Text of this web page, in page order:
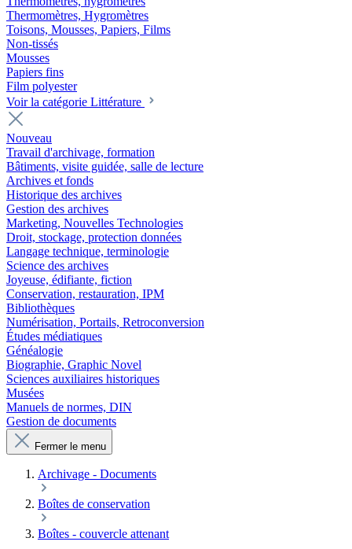
Thermomètres, Hygromètres
Toisons, Mousses, Papiers, Films
Non-tissés
Mousses
Papiers fins
Film polyester
Voir la catégorie Littérature
Nouveau
Travail d'archivage, formation
Bâtiments, visite guidée, salle de lecture
Archives et fonds
Historique des archives
Gestion des archives
Marketing, Nouvelles Technologies
Droit, stockage, protection données
Langage technique, terminologie
Science des archives
Joyeuse, édifiante, fiction
Conservation, restauration, IPM
Bibliothèques
Numérisation, Portails, Retroconversion
Études médiatiques
Généalogie
Biographie, Graphic Novel
Sciences auxiliaires historiques
Musées
Manuels de normes, DIN
Gestion de documents
Fermer le menu
Archivage - Documents
Boîtes de conservation
Boîtes - couvercle attenant